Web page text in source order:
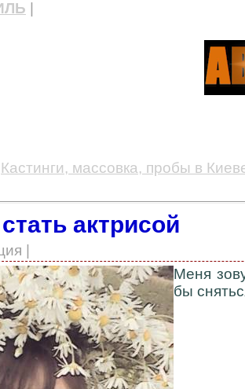
Кастинги, массовка, пробы в
актрисой
|
Меня
бы